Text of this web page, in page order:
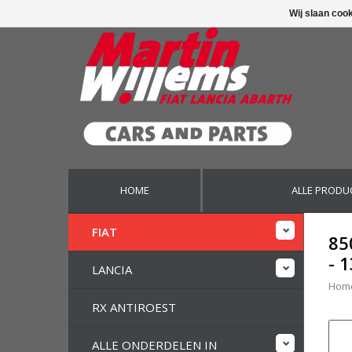
HOME ALLE
FIAT
LANCIA
RX ANTIROEST
ALLE ONDERDELEN IN
-
Wij slaan